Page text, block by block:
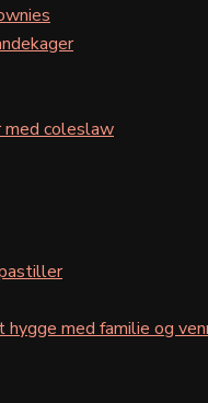
med coleslaw
hygge med familie og